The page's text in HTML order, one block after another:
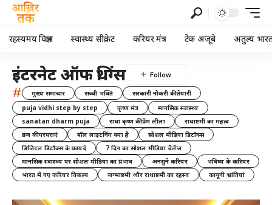
रहस्यमय विज्ञान स्वास्थ्य सीक्रेट करियर मंत्र टेक अजूबे अतुल्य
इंटरनेट ऑफ थिंग्स
# मुख्य समाचार सच्ची भक्ति
सरकारी नौकरी की तैयारी
puja vidhi step by step
कृष्ण मंत्र
मानसिक स्वास्थ्य
sanatan dharm puja
राधा कृष्ण की प्रेम लीला
राधाष्टमी का महत्व
ब्रज की परंपराएं
बॉल लाइटनिंग क्या है
सोशल मीडिया डिटॉक्स
डिजिटल डिटॉक्स के फायदे
7 दिन का सोशल मीडिया चैलेंज
मानसिक स्वास्थ्य पर सोशल मीडिया का प्रभाव
अनसुने करियर
भविष्य के करियर
भारत में नए करियर विकल्प
जन्माष्टमी और राधाष्टमी का रहस्य कानूनी भ्रांतियां